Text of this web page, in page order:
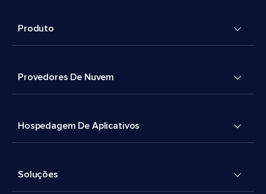
Produto
Provedores De Nuvem
Hospedagem De Aplicativos
Soluções